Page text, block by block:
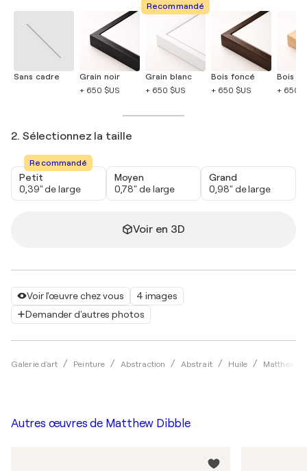
Voir l'œuvre chez vous
4 images
Demander d'autres photos
Galerie d'art Peinture Abstraction Abstrait Huile Matthew
Sans cadre
Grain noir
+ 650 $US
Recommandé
Grain blanc
+ 650 $US
Bois foncé
+ 650 $US
Bois
+ 650
2. Sélectionnez la taille
Recommandé
Petit
0,39" de large
Moyen
0,78" de large
Grand
0,98" de large
Voir en 3D
Autres œuvres de Matthew Dibble